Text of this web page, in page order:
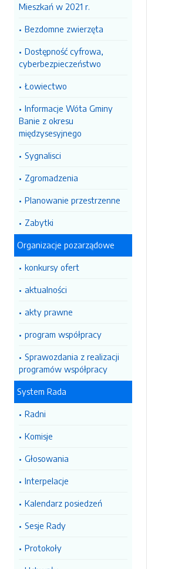
Mieszkań w 2021 r.
Bezdomne zwierzęta
Dostępność cyfrowa,
cyberbezpieczeństwo
Łowiectwo
Informacje Wóta Gminy
Banie z okresu
międzysesyjnego
Sygnalisci
Zgromadzenia
Planowanie przestrzenne
Zabytki
Organizacje pozarządowe
konkursy ofert
aktualności
akty prawne
program współpracy
Sprawozdania z realizacji
programów współpracy
System Rada
Radni
Komisje
Głosowania
Interpelacje
Kalendarz posiedzeń
Sesje Rady
Protokoły